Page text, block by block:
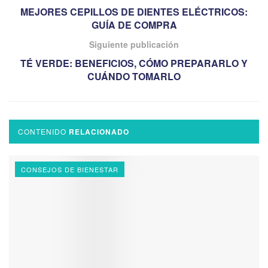
MEJORES CEPILLOS DE DIENTES ELÉCTRICOS:
GUÍA DE COMPRA
Siguiente publicación
TÉ VERDE: BENEFICIOS, CÓMO PREPARARLO Y
CUÁNDO TOMARLO
CONTENIDO RELACIONADO
CONSEJOS DE BIENESTAR